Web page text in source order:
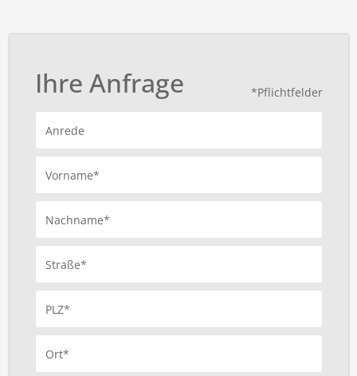
*Pflichtfelder
Ihre Anfrage
Anrede
Vorname*
Nachname*
Straße*
PLZ*
Ort*